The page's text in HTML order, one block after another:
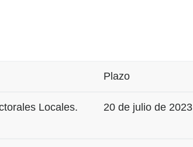
Plazo
Locales. 20 de julio de 2023